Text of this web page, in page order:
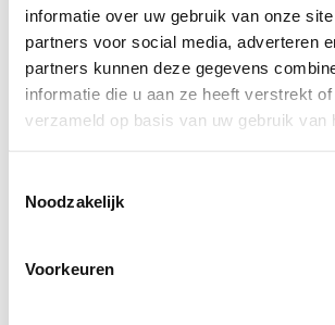
informatie over uw gebruik van onze
partners voor social media, adverteren
partners kunnen deze gegevens
informatie die u aan ze heeft verstrekt
verzameld op basis van uw gebruik van
Noodzakelijk
Voorkeuren